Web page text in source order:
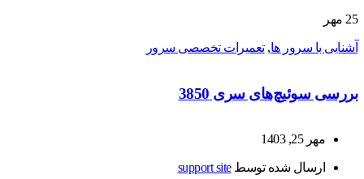
25 مهر
آشنایی با سرور ها,تعمیرات تخصصی سرور
بررسی سوئیچ‌های سری 3850
مهر 25, 1403
ارسال شده توسطsupport site